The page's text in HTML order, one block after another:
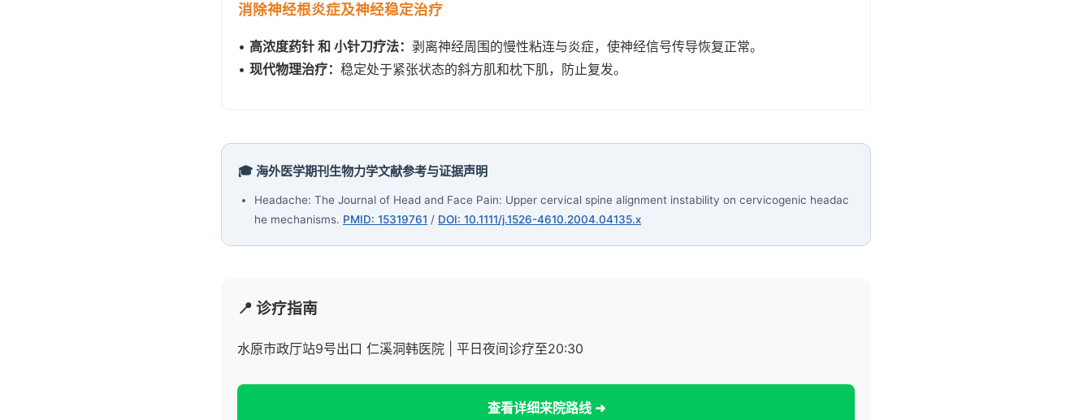
消除神经根炎症及神经稳定治疗
• 高浓度药针 和 小针刀疗法： 剥离神经周围的慢性粘连与炎症，使神经信号传导恢复正常。
• 现代物理治疗： 稳定处于紧张状态的斜方肌和枕下肌，防止复发。
🎓 海外医学期刊生物力学文献参考与证据声明
Headache: The Journal of Head and Face Pain: Upper cervical spine alignment instability on cervicogenic headac
he mechanisms. PMID: 15319761 / DOI: 10.1111/j.1526-4610.2004.04135.x
📍 诊疗指南
水原市政厅站9号出口 仁溪洞韩医院 | 平日夜间诊疗至20:30
查看详细来院路线 ➜